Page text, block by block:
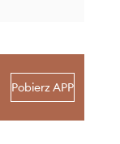
Pobierz APP